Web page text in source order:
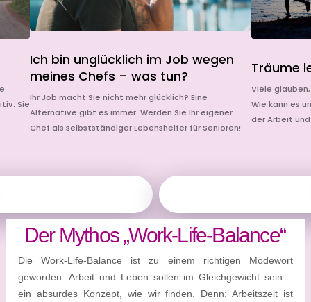
Sie
Ich bin unglücklich im Job wegen
meines Chefs – was tun?
Ihr Job macht Sie nicht mehr glücklich? Eine
Alternative gibt es immer. Werden Sie Ihr eigener
Chef als selbstständiger Lebenshelfer für Senioren!
Träume
Viele
Wie kann es
der Arbeit
Der Mythos „Work-Life-Balance“
Die Work-Life-Balance ist zu einem richtigen Modewort
geworden: Arbeit und Leben sollen im Gleichgewicht sein –
ein absurdes Konzept, wie wir finden. Denn: Arbeitszeit ist